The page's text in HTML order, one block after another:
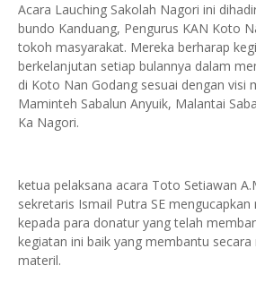
Acara Lauching Sakolah Nagori ini
bundo Kanduang, Pengurus KAN Koto
tokoh masyarakat. Mereka berharap
berkelanjutan setiap bulannya dalam
di Koto Nan Godang sesuai dengan visi
Maminteh Sabalun Anyuik, Malantai
Ka Nagori.
ketua pelaksana acara Toto Setiawan
sekretaris Ismail Putra SE
kepada para donatur yang telah
kegiatan ini baik yang membantu
materil.